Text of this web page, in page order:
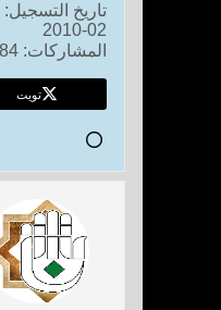
تاريخ التسجيل:
02-2010
المشاركات:
تويت